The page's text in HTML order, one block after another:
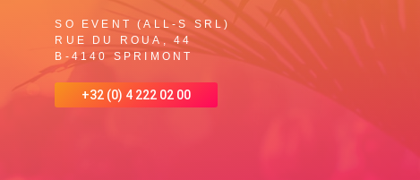
SO EVENT (ALL-S SRL)
RUE DU ROUA, 44
B-4140 SPRIMONT
+32 (0) 4 222 02 00